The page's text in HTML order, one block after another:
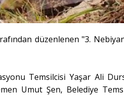
düzenlenen "3.
Temsilcisi Yaşar Ali
Umut Şen, Belediye